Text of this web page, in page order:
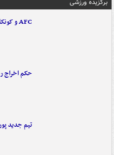
برگزیده ورزشی
AFC و کونکاکاف هم علیه اینفانتینو شدند
حکم اخراج
تیم جدید